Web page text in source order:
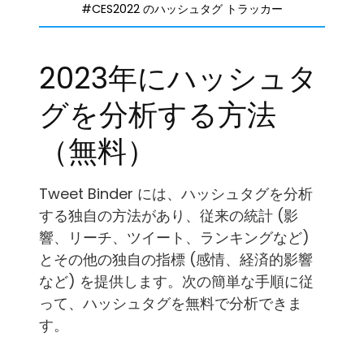
#CES2022 のハッシュタグ トラッカー
2023年にハッシュタ
グを分析する方法
（無料）
Tweet Binder には、ハッシュタグを分析
する独自の方法があり、従来の統計 (影
響、リーチ、ツイート、ランキングなど)
とその他の独自の指標 (感情、経済的影響
など) を提供します。次の簡単な手順に従
って、ハッシュタグを無料で分析できま
す。